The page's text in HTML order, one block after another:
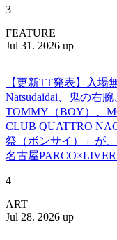
3
FEATURE
Jul 31. 2026 up
【更新TT発表】入場
Natsudaidai、鬼の右
TOMMY（BOY）、
CLUB QUATTRO
祭（ボンサイ）」が、
名古屋
4
ART
Jul 28. 2026 up